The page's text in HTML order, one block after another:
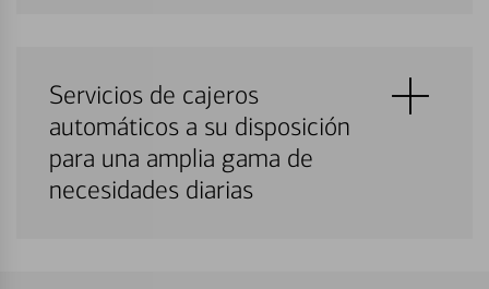
Servicios de cajeros
automáticos a su disposición
para una amplia gama de
necesidades diarias